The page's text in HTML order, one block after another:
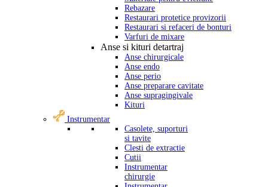
Rebazare
Restaurari protetice provizorii
Restaurari si refaceri de bonturi
Varfuri de mixare
Anse si kituri detartraj
Anse chirurgicale
Anse endo
Anse perio
Anse preparare cavitate
Anse supragingivale
Kituri
Instrumentar
Casolete, suporturi
si tavite
Clesti de extractie
Cutii
Instrumentar
chirurgie